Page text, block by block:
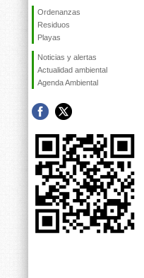
Ordenanzas
Residuos
Playas
Noticias y alertas
Actualidad ambiental
Agenda Ambiental